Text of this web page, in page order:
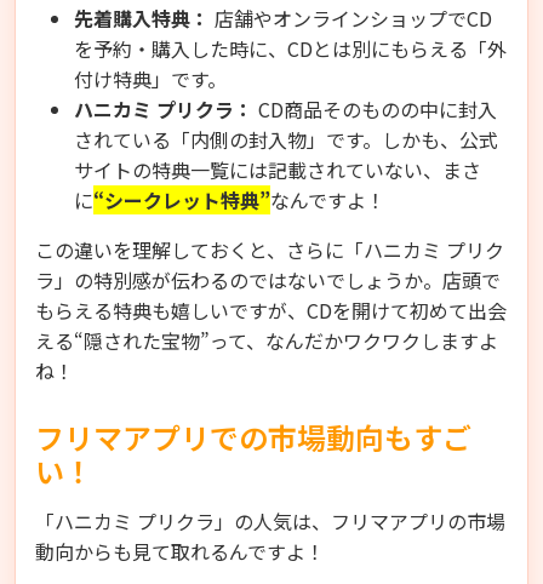
先着購入特典： 店舗やオンラインショップでCD
を予約・購入した時に、CDとは別にもらえる「外
付け特典」です。
ハニカミ プリクラ： CD商品そのものの中に封入
されている「内側の封入物」です。しかも、公式
サイトの特典一覧には記載されていない、まさ
に“シークレット特典”なんですよ！
この違いを理解しておくと、さらに「ハニカミ プリク
ラ」の特別感が伝わるのではないでしょうか。店頭で
もらえる特典も嬉しいですが、CDを開けて初めて出会
える“隠された宝物”って、なんだかワクワクしますよ
ね！
フリマアプリでの市場動向もすご
い！
「ハニカミ プリクラ」の人気は、フリマアプリの市場
動向からも見て取れるんですよ！